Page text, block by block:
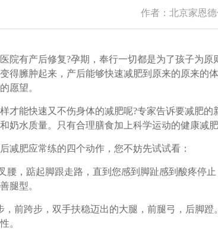
作者：北京家恩
有产后修复?孕期，奉行一切都是为了孩子为原
得臃肿起来，产后能够快速减肥到原来的原来的
愿望。
能快速又不伤身体的减肥呢?专家告诉要减肥的
奶水质量。只有合理膳食加上科学运动的健康减
肥应常练的四个动作，您不妨先试试看：
，踮起脚跟走路，直到您感到脚趾感到酸疼停止
腿型。
跨步，双手扶稳迈出的大腿，前腿弓，后脚蹬
。